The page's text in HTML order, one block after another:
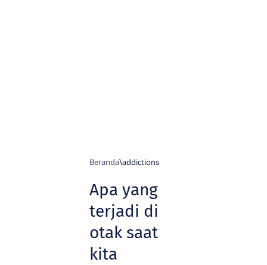
Beranda addictions
Apa yang
terjadi di
otak saat
kita